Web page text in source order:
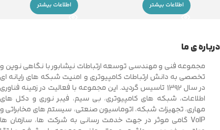
اطلاعات بیشتر اطلاعات بیشتر
درباره ی ما
مجموعه فنی و مهندسی توسعه ارتباطات نیشابور با نگاهی نوین و
تخصصی به دانش ارتباطات کامپیوتری و امنیت شبکه های رایانه ای
در سال 1392 تاسیس گردید. این مجموعه با فعالیت در زمینه فناوری
اطلاعات، شبکه های کامپیوتری، بی سیم، فیبر نوری و دکل های
مهاری، تجهیزات شبکه، اتوماسیون صنعتی، سیستم های مخابراتی و
VoIP گامی موثر در جهت خدمت رسانی به شرکت ها، سازمان ها